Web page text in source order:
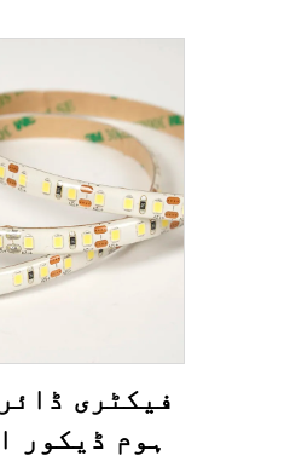
فیکٹری
ہوم ڈیکور